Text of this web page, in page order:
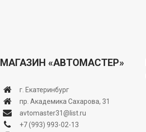
МАГАЗИН «АВТОМАСТЕР»
г. Екатеринбург
пр. Академика Сахарова, 31
avtomaster31@list.ru
+7 (993) 993-02-13